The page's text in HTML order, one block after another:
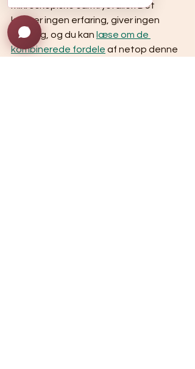
mikroskopiske saltkrystaller. Det
kræver ingen erfaring, giver ingen
ubehag, og du kan læse om de
kombinerede fordele af netop denne